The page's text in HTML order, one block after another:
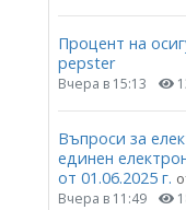
Процент на
pepster
Вчера в 15:13
Въпроси за
единен
от 01.06.2025 г.
Вчера в 11:49